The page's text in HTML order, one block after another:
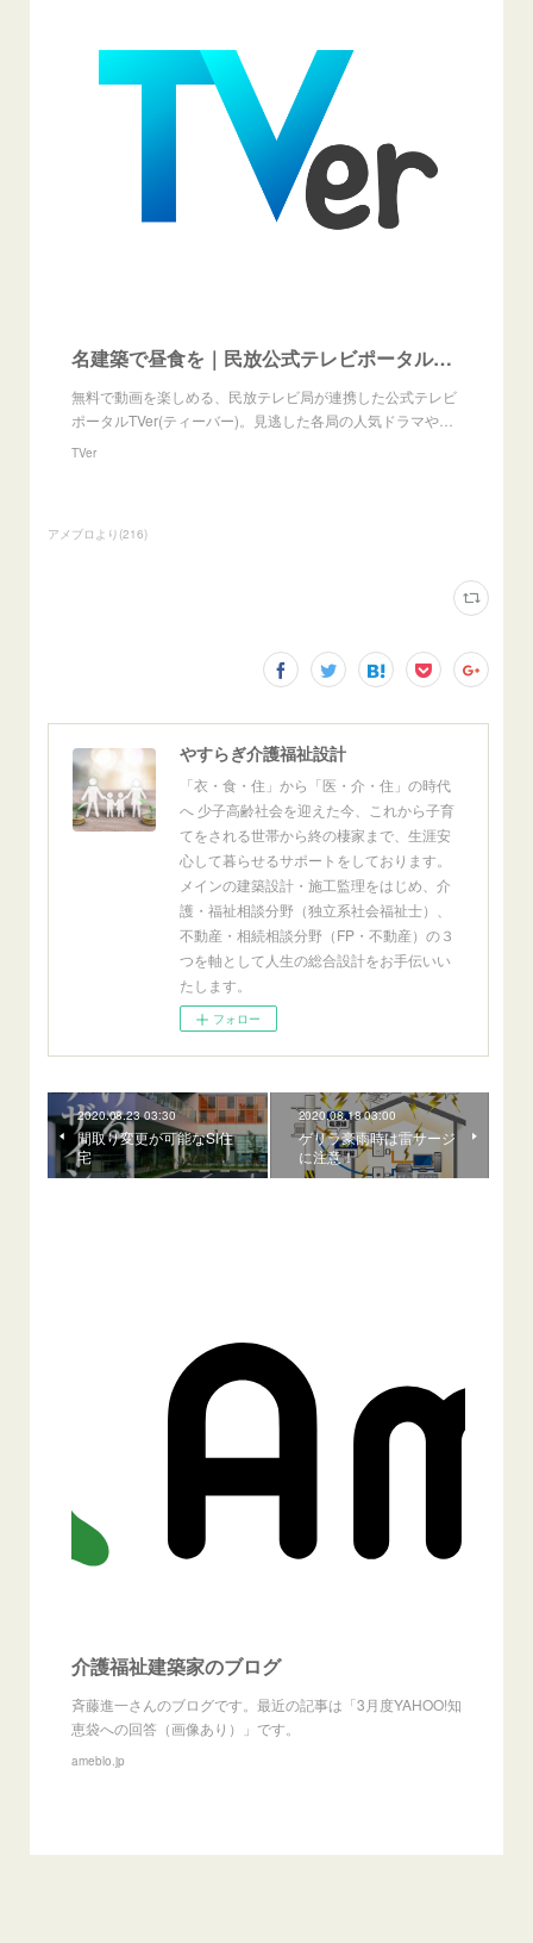
名建築で昼食を｜民放公式テレビポータル「TVer(ティーバー)」 - 無料で動画見放題
無料で動画を楽しめる、民放テレビ局が連携した公式テレビ
ポータルTVer(ティーバー)。見逃した各局の人気ドラマや…
TVer
アメブロより (216)
やすらぎ介護福祉設計
「衣・食・住」から「医・介・住」の時代
へ 少子高齢社会を迎えた今、これから子育
てをされる世帯から終の棲家まで、生涯安
心して暮らせるサポートをしております。
メインの建築設計・施工監理をはじめ、介
護・福祉相談分野（独立系社会福祉士）、
不動産・相続相談分野（FP・不動産）の３
つを軸として人生の総合設計をお手伝いい
たします。
フォロー
2020.08.23 03:30
間取り変更が可能なSI住
宅
2020.08.18 03:00
ゲリラ豪雨時は雷サージ
に注意！
介護福祉建築家のブログ
斉藤進一さんのブログです。最近の記事は「3月度YAHOO!知
恵袋への回答（画像あり）」です。
ameblo.jp